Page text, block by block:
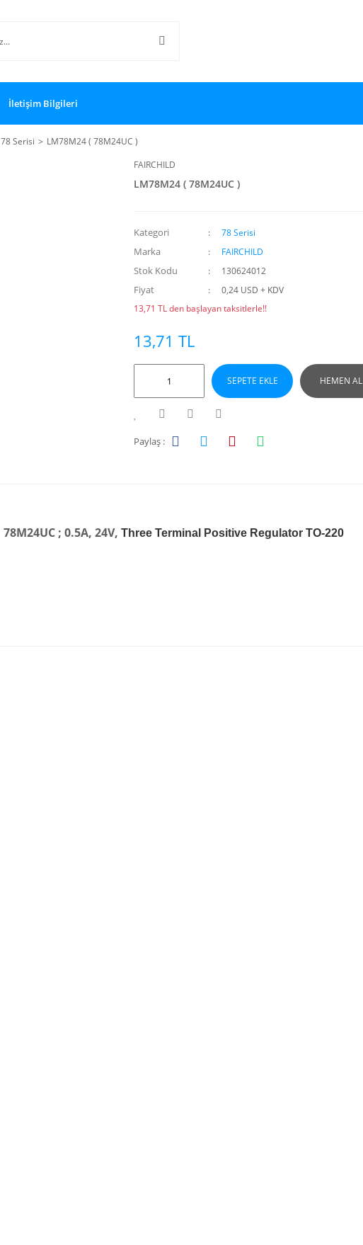
İletişim Bilgileri
78 Serisi
LM78M24 ( 78M24UC )
FAIRCHILD
LM78M24 ( 78M24UC )
Kategori 78 Serisi
Marka FAIRCHILD
Stok Kodu 130624012
Fiyat
0,24 USD + KDV
13,71 TL den başlayan taksitlerle!!
13,71 TL
SEPETE EKLE HEMEN AL
Paylaş :
78M24UC ; 0.5A, 24V, Three Terminal Positive Regulator TO-220